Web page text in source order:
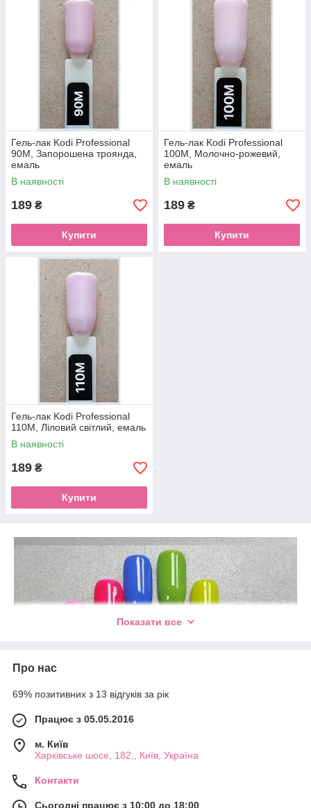
Гель-лак Kodi Professional
90M, Запорошена троянда,
емаль
В наявності
189 ₴
Купити
Гель-лак Kodi Professional
100M, Молочно-рожевий,
емаль
В наявності
189 ₴
Купити
Гель-лак Kodi Professional
110M, Ліловий світлий, емаль
В наявності
189 ₴
Купити
Показати все
Про нас
69% позитивних з 13 відгуків за рік
Працює з 05.05.2016
м. Київ
Харківське шосе, 182,, Київ, Україна
Контакти
Сьогодні працює з 10:00 до 18:00